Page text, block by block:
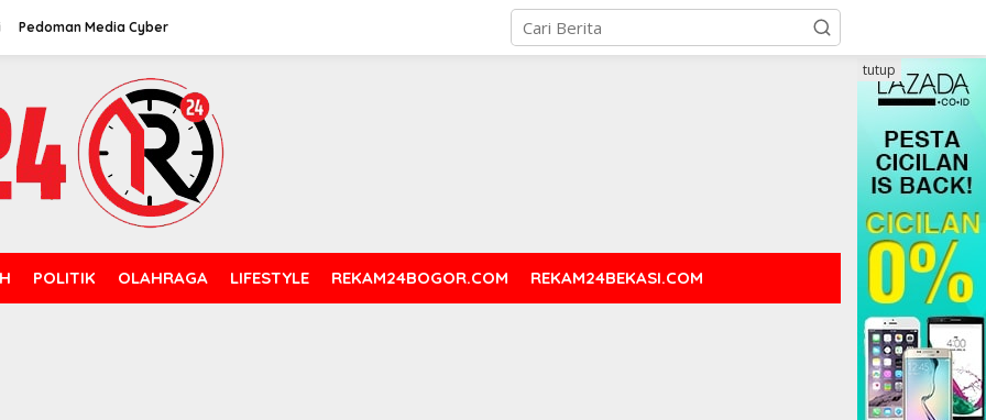
Pedoman Media Cyber
POLITIK OLAHRAGA LIFESTYLE REKAM24BOGOR.COM REKAM24BEKASI.COM
tutup